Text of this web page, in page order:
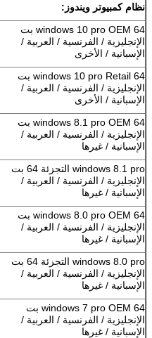
نظام كمبيوتر ويندوز:
windows 10 pro OEM 64 بت
الإنجليزية / الفرنسية / العربية /
الإسبانية / الأخرى
windows 10 pro Retail 64 بت
الإنجليزية / الفرنسية / العربية /
الإسبانية / الأخرى
windows 8.1 pro OEM 64 بت
الإنجليزية / الفرنسية / العربية /
الإسبانية / غيرها
windows 8.1 pro التجزئة 64 بت
الإنجليزية / الفرنسية / العربية /
الإسبانية / غيرها
windows 8.0 pro OEM 64 بت
الإنجليزية / الفرنسية / العربية /
الإسبانية / غيرها
windows 8.0 pro التجزئة 64 بت
الإنجليزية / الفرنسية / العربية /
الإسبانية / غيرها
windows 7 pro OEM 64 بت
الإنجليزية / الفرنسية / العربية /
الإسبانية / غيرها